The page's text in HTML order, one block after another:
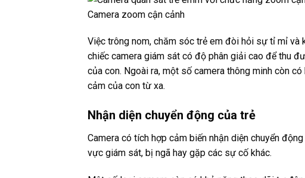
Camera zoom cận cảnh
Việc trông nom, chăm sóc trẻ em đòi hỏi sự tỉ mỉ
chiếc camera giám sát có độ phân giải cao để thu
của con. Ngoài ra, một số camera thông minh còn
cảm của con từ xa.
Nhận diện chuyển động của trẻ
Camera có tích hợp cảm biến nhận diện chuyển
vực giám sát, bị ngã hay gặp các sự cố khác.